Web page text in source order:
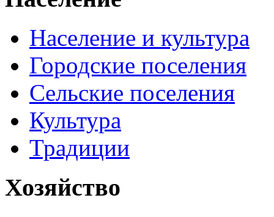
Население и культура
Городские поселения
Сельские поселения
Культура
Традиции
Хозяйство